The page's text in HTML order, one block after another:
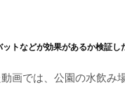
トなどが効果があるか検証し
画では、公園の水飲み